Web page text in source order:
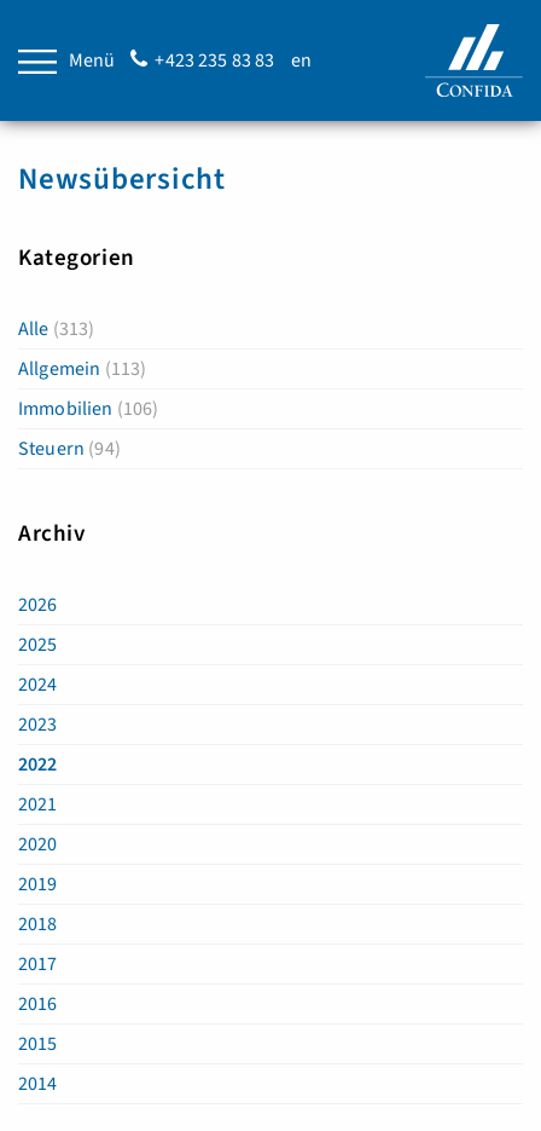
Menü +423 235 83 83 en
Newsübersicht
Kategorien
Alle (313)
Allgemein (113)
Immobilien (106)
Steuern (94)
Archiv
2026
2025
2024
2023
2022
2021
2020
2019
2018
2017
2016
2015
2014